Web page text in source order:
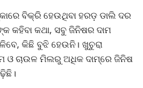
ବିକ୍ରି ହେଉଥିବା ହରଡ଼ ଡାଲି ଦର
କହିବା କଥା, ସବୁ ଜିନିଷର ଦାମ
କିଛି ବୁଝି ହେଉନି। ଖୁଚୁରା
ଓ ଚାଉଳ ମିଲରୁ ଅଧିକ ଦାମ୍‌ରେ ଜିନିଷ